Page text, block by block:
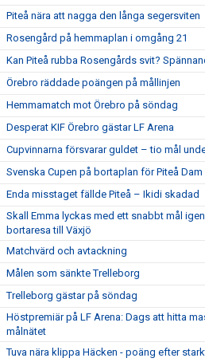
Piteå nära att nagga den långa segersviten
Rosengård på hemmaplan i omgång 21
Kan Piteå rubba Rosengårds svit?
Örebro räddade poängen på mållinjen
Hemmamatch mot Örebro på söndag
Desperat KIF Örebro gästar LF Arena
Cupvinnarna försvarar guldet – tio mål
Svenska Cupen på bortaplan för Piteå Dam
Enda misstaget fällde Piteå – Ikidi skadad
Skall Emma lyckas med ett snabbt mål
bortaresa till Växjö
Matchvärd och avtackning
Målen som sänkte Trelleborg
Trelleborg gästar på söndag
Höstpremiär på LF Arena: Dags att hitta
målnätet
Tuva nära klippa Häcken - poäng efter